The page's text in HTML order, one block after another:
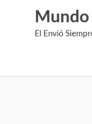
El Envió